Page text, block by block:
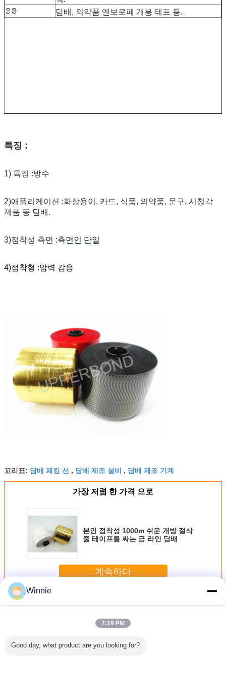
응용 담배, 의약품 엔보로페 개봉 테프 등.
특징 :
1) 특징 :방수
2)애플리케이션 :화장용이, 카드, 식품, 의약품, 문구, 시청각
제품 등 담배.
3)점착성 측면 :측면인 단일
4)접착형 :압력 감응
꼬리표: 담배 패킹 선 , 담배 제조 설비 , 담배 제조 기계
가장 저렴 한 가격 으로
본인 점착성 1000m 쉬운 개방 절삭
줄 테이프를 싸는 금 라인 담배
계속하다
더 많은 것
Winnie
7:18 PM
Good day, what product are you looking for?